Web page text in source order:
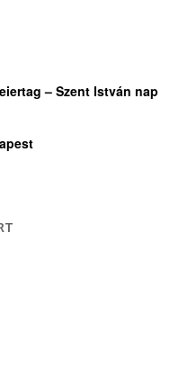
– Szent István nap